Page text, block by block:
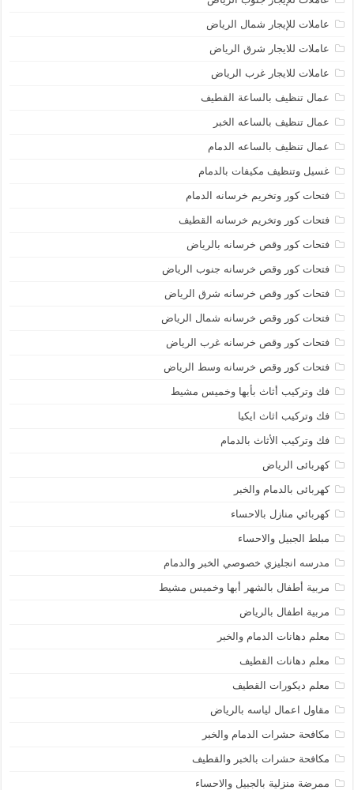
عاملات للإيجار شمال الرياض
عاملات للايجار شرق الرياض
عاملات للايجار غرب الرياض
عمال تنظيف بالساعة القطيف
عمال تنظيف بالساعه الخبر
عمال تنظيف بالساعه الدمام
غسيل وتنظيف مكيفات بالدمام
فتحات كور وتخريم خرسانه الدمام
فتحات كور وتخريم خرسانه القطيف
فتحات كور وقص خرسانه بالرياض
فتحات كور وقص خرسانه جنوب الرياض
فتحات كور وقص خرسانه شرق الرياض
فتحات كور وقص خرسانه شمال الرياض
فتحات كور وقص خرسانه غرب الرياض
فتحات كور وقص خرسانه وسط الرياض
فك وتركيب أثاث بأبها وخميس مشيط
فك وتركيب اثاث ايكيا
فك وتركيب الأثاث بالدمام
كهربائى الرياض
كهربائى بالدمام والخبر
كهربائي منازل بالاحساء
مبلط الجبيل والاحساء
مدرسه انجليزي خصوصي الخبر والدمام
مربية أطفال بالشهر أبها وخميس مشيط
مربية اطفال بالرياض
معلم دهانات الدمام والخبر
معلم دهانات القطيف
معلم ديكورات القطيف
مقاول اعمال لياسه بالرياض
مكافحة حشرات الدمام والخبر
مكافحة حشرات بالخبر والقطيف
ممرضة منزلية بالجبيل والاحساء